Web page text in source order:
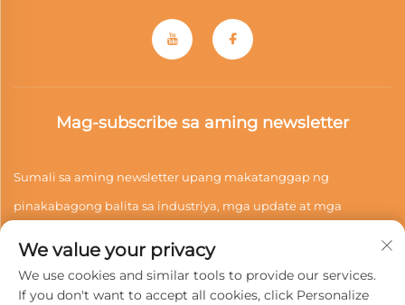
Mag-subscribe sa aming newsletter
Sumali sa aming newsletter upang makatanggap ng
pinakabagong balita sa industriya, mga update at mga
Mag-subscribe
We value your privacy
We use cookies and similar tools to provide our services.
If you don't want to accept all cookies, click Personalize